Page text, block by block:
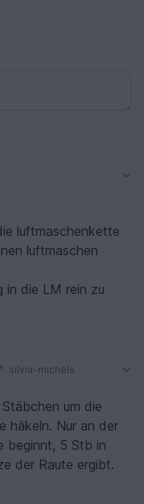
luftmaschenkette
luftmaschen
in die LM rein zu
silvia-michels
um die
häkeln. Nur an der
beginnt, 5 Stb in
der Raute ergibt.